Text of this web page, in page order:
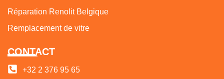
Réparation Renolit Belgique
Remplacement de vitre
CONTACT
+32 2 376 95 65